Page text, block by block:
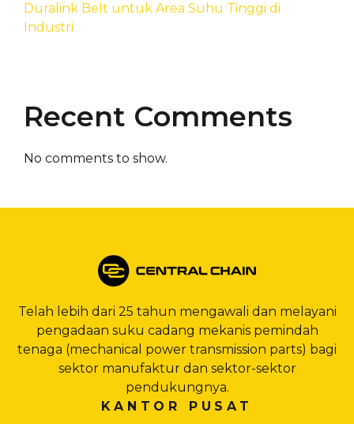
Duralink Belt untuk Area Suhu Tinggi di
Industri
Recent Comments
No comments to show.
Telah lebih dari 25 tahun mengawali dan melayani
pengadaan suku cadang mekanis pemindah
tenaga (mechanical power transmission parts) bagi
sektor manufaktur dan sektor-sektor
pendukungnya.
KANTOR PUSAT